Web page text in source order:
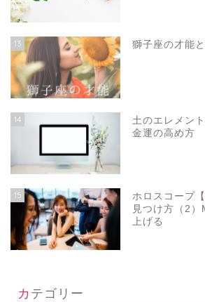
13 獅子座の才能
14
土のエレメン
金運の高め方
15
ホロスコープ
見つけ方（2
上げる
カテゴリー